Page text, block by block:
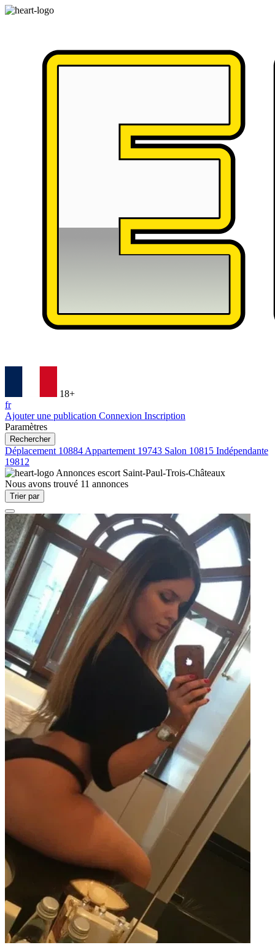
18+
fr
Ajouter une publication Connexion Inscription
Paramètres
Rechercher
Déplacement 10884 Appartement 19743 Salon 10815 Indépendante
19812
Annonces escort Saint-Paul-Trois-Châteaux
Nous avons trouvé 11 annonces
Trier par